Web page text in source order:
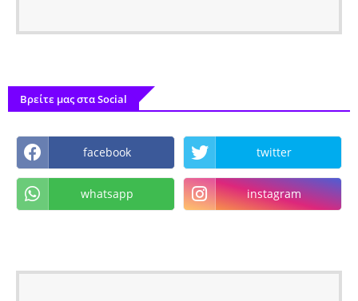
Βρείτε μας στα Social
facebook twitter
whatsapp instagram